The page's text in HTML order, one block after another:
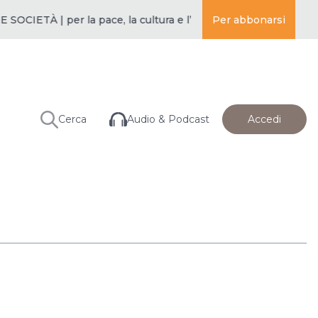
| per la pace, la cultura e l’educazione ·BUDDISMO E
Per abbonarsi
Cerca Audio & Podcast Accedi